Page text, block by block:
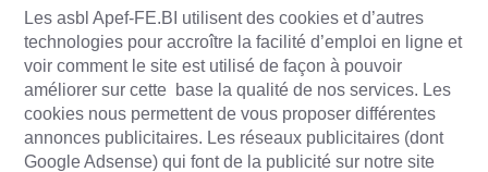
Les asbl Apef-FE.BI utilisent des cookies et d’autres
technologies pour accroître la facilité d’emploi en ligne et
voir comment le site est utilisé de façon à pouvoir
améliorer sur cette base la qualité de nos services. Les
cookies nous permettent de vous proposer différentes
annonces publicitaires. Les réseaux publicitaires (dont
Google Adsense) qui font de la publicité sur notre site